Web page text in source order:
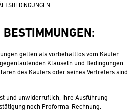
gelten als vorbehaltlos vom Käufer
Klauseln und Bedingungen
des Käufers oder seines Vertreters sind
und unwiderruflich, ihre Ausführung
noch Proforma-Rechnung.